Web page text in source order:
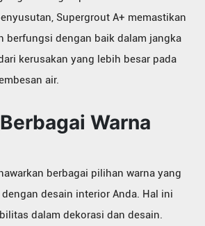
Supergrout A+ memastikan
berfungsi dengan baik dalam jangka
kerusakan yang lebih besar pada
air.
Warna
berbagai pilihan warna yang
desain interior Anda. Hal ini
dalam dekorasi dan desain.